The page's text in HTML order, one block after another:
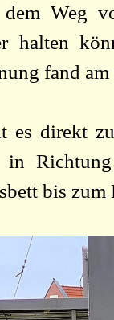
Weg
halten
fand am
es direkt
in
bis